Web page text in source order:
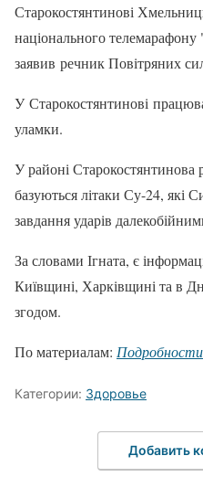
Старокостянтинові
національного
заявив речник Повітряних
У Старокостянтинові
уламки.
У районі
базуються літаки Су-24, які
завдання ударів
За словами Ігната, є
Київщині, Харківщині та в
згодом.
По материалам: Подробности
Категории: Здоровье
Добавить